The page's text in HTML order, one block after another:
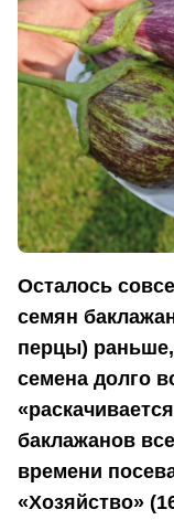
Осталось
семян
перцы)
семена долго
баклажанов
времени
«Хозяйство»